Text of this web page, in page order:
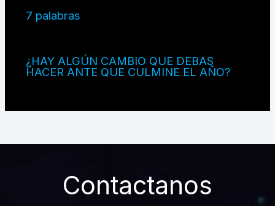
7 palabras
¿HAY ALGÚN CAMBIO QUE DEBAS
HACER ANTE QUE CULMINE EL AÑO?
Contactanos